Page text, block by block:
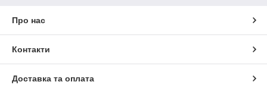
Про нас
Контакти
Доставка та оплата